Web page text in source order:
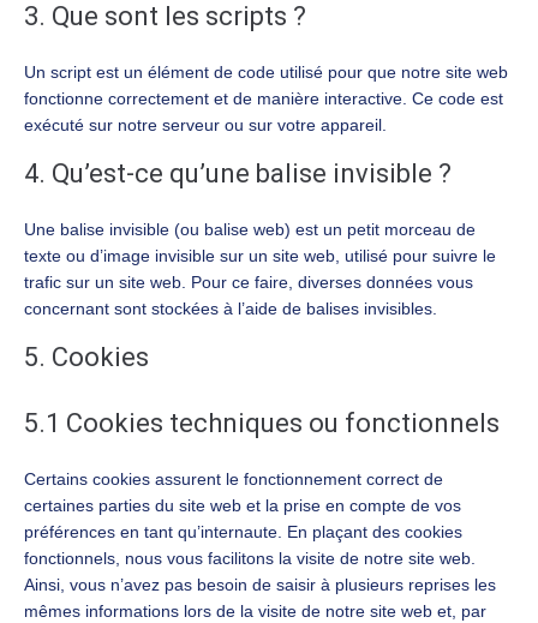
3. Que sont les scripts ?
Un script est un élément de code utilisé pour que notre site web
fonctionne correctement et de manière interactive. Ce code est
exécuté sur notre serveur ou sur votre appareil.
4. Qu’est-ce qu’une balise invisible ?
Une balise invisible (ou balise web) est un petit morceau de
texte ou d’image invisible sur un site web, utilisé pour suivre le
trafic sur un site web. Pour ce faire, diverses données vous
concernant sont stockées à l’aide de balises invisibles.
5. Cookies
5.1 Cookies techniques ou fonctionnels
Certains cookies assurent le fonctionnement correct de
certaines parties du site web et la prise en compte de vos
préférences en tant qu’internaute. En plaçant des cookies
fonctionnels, nous vous facilitons la visite de notre site web.
Ainsi, vous n’avez pas besoin de saisir à plusieurs reprises les
mêmes informations lors de la visite de notre site web et, par